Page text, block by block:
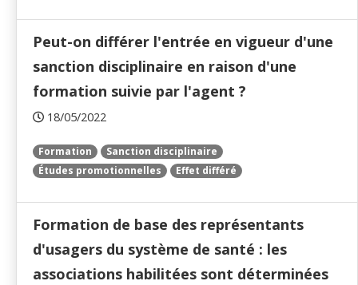
Peut-on différer l'entrée en vigueur d'une
sanction disciplinaire en raison d'une
formation suivie par l'agent ?
18/05/2022
Formation
Sanction disciplinaire
Études promotionnelles
Effet différé
Formation de base des représentants
d'usagers du système de santé : les
associations habilitées sont déterminées